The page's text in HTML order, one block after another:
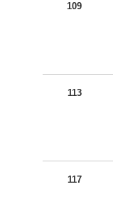
109
113
117